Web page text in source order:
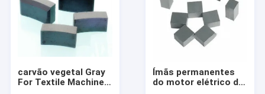
carvão vegetal Gray
For Textile Machine
Ímãs permanentes
do motor elétrico do